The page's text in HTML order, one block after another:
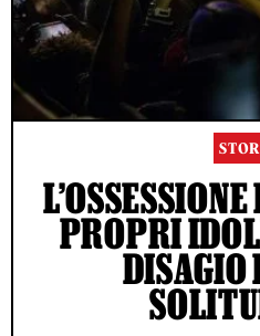
PROPRI
DISAGIO